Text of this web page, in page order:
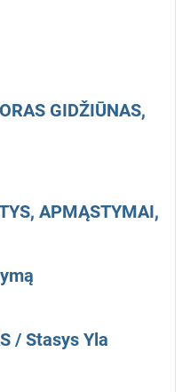
GIDŽIŪNAS,
APMĄSTYMAI,
/ Stasys Yla